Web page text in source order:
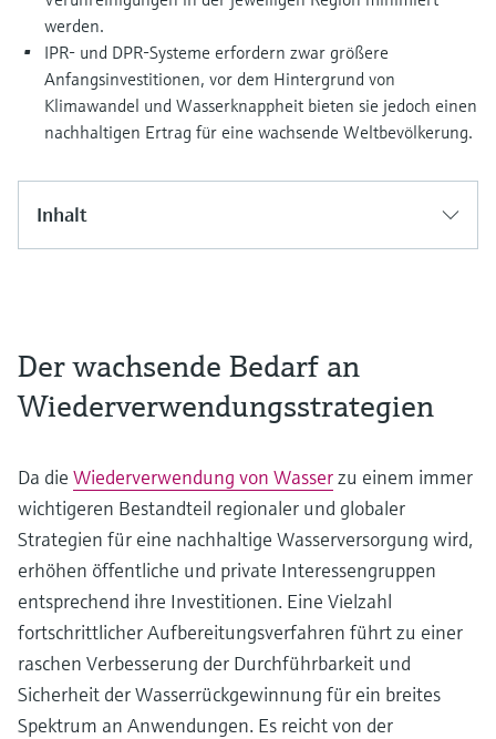
werden.
IPR- und DPR-Systeme erfordern zwar größere
Anfangsinvestitionen, vor dem Hintergrund von
Klimawandel und Wasserknappheit bieten sie jedoch einen
nachhaltigen Ertrag für eine wachsende Weltbevölkerung.
Inhalt
Der wachsende Bedarf an
Wiederverwendungsstrategien
Da die Wiederverwendung von Wasserzu einem immer
wichtigeren Bestandteil regionaler und globaler
Strategien für eine nachhaltige Wasserversorgung wird,
erhöhen öffentliche und private Interessengruppen
entsprechend ihre Investitionen. Eine Vielzahl
fortschrittlicher Aufbereitungsverfahren führt zu einer
raschen Verbesserung der Durchführbarkeit und
Sicherheit der Wasserrückgewinnung für ein breites
Spektrum an Anwendungen. Es reicht von der